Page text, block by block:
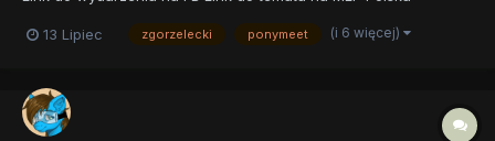
13 Lipiec zgorzelecki ponymeet (i 6 więcej)